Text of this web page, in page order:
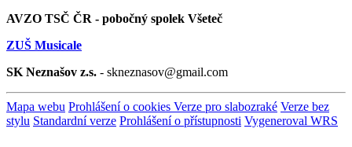
AVZO TSČ ČR - pobočný spolek Všeteč
ZUŠ Musicale
SK Neznašov z.s. - skneznasov@gmail.com
Mapa webu Prohlášení o cookies Verze pro slabozraké Verze bez
stylu Standardní verze Prohlášení o přístupnosti Vygeneroval WRS